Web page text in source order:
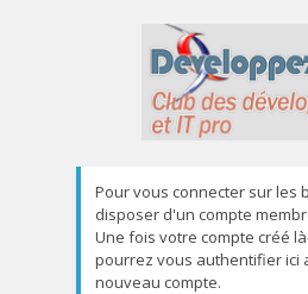
Pour vous connecter sur les
disposer d'un compte
Une fois votre compte créé
pourrez vous authentifier ici
nouveau compte.